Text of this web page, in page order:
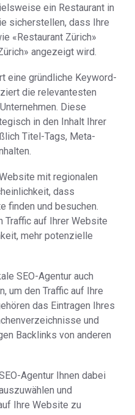
ein Restaurant in
sicherstellen, dass Ihre
«Restaurant Zürich»
angezeigt wird.
eine gründliche Keyword-
die relevantesten
Diese
in den Inhalt Ihrer
Titel-Tags, Meta-
mit regionalen
dass
finden und besuchen.
Traffic auf Ihrer Website
mehr potenzielle
SEO-Agentur auch
um den Traffic auf Ihre
das Eintragen Ihres
und
Backlinks von anderen
Agentur Ihnen dabei
und
Ihre Website zu